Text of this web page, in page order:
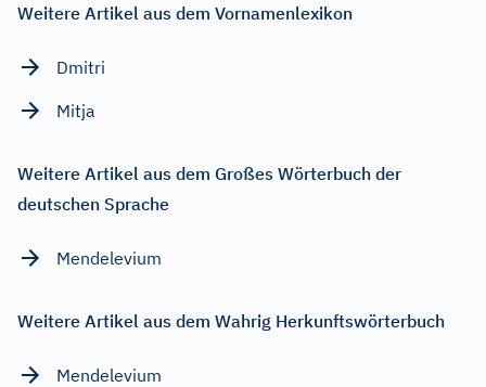
Weitere Artikel aus dem Vornamenlexikon
Dmitri
Mitja
Weitere Artikel aus dem Großes Wörterbuch der
deutschen Sprache
Mendelevium
Weitere Artikel aus dem Wahrig Herkunftswörterbuch
Mendelevium